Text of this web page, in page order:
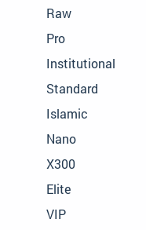
Raw
Pro
Institutional
Standard
Islamic
Nano
X300
Elite
VIP